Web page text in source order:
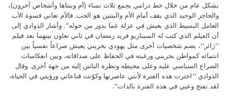
‬والحاجز الوحيد الذي‮ ‬يقف أمام الأم والبنتين هو الحب‮. ‬فالأم تعاني‮ ‬قسوة الأب
العامل البسيط الذي‮ ‬يعيش في‮ ‬عزلة عما‮ ‬يدور من حوله‮''. ‬وأشار الذوادي‮ ‬إلى
''‬زائر‮''‬،‮ ‬يضم شخصيات أخرى مثل‮ ‬يهودي‮ ‬بحريني‮ ‬يعيش صراعاً‮ ‬نفسياً‮ ‬بين
انتمائه كمواطن بحريني‮ ‬ورغبته في‮ ‬الحفاظ على صداقاته،‮ ‬وبين انعكاسات
الصراع السياسي‮ ‬عليه وعلى محيطه ونظرة الناس إليه من جهة أخرى‮. ‬وقال
‬لقد تفتح وعيي‮ ‬في‮ ‬هذه الفترة بالذات‮''. ‬